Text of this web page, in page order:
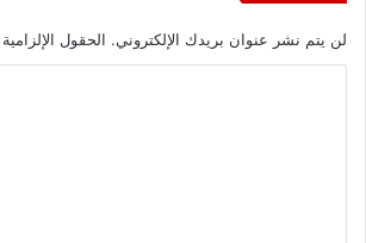
لن يتم نشر عنوان بريدك الإلكتروني. الحقول